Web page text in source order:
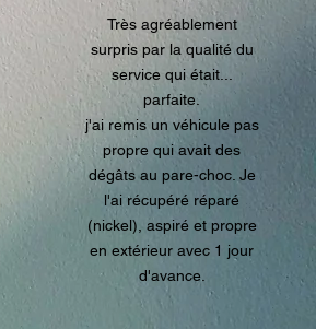
Très agréablement
surpris par la qualité du
service qui était...
parfaite.
j'ai remis un véhicule pas
propre qui avait des
dégâts au pare-choc. Je
l'ai récupéré réparé
(nickel), aspiré et propre
en extérieur avec 1 jour
d'avance.